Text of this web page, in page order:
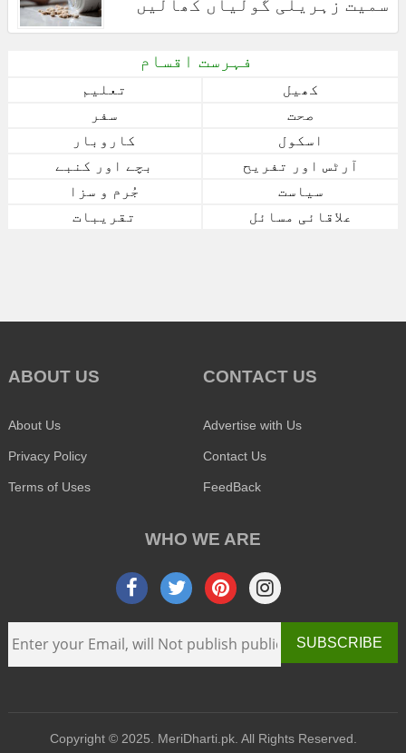
سمیت زہریلی گولیاں کھالیں
فہرست اقسام
کھیل
تعلیم
صحت
سفر
اسکول
کاروبار
آرٹس اور تفریح
بچے اور کنبے
سیاست
جُرم و سزا
علاقائی مسائل
تقریبات
ABOUT US
About Us
Privacy Policy
Terms of Uses
CONTACT US
Advertise with Us
Contact Us
FeedBack
WHO WE ARE
SUBSCRIBE
Copyright © 2025. MeriDharti.pk. All Rights Reserved.